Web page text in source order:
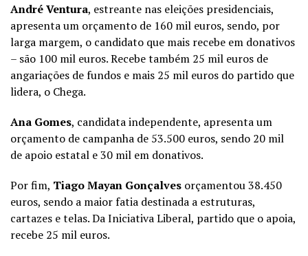
André Ventura, estreante nas eleições presidenciais,
apresenta um orçamento de 160 mil euros, sendo, por
larga margem, o candidato que mais recebe em donativos
– são 100 mil euros. Recebe também 25 mil euros de
angariações de fundos e mais 25 mil euros do partido que
lidera, o Chega.
Ana Gomes, candidata independente, apresenta um
orçamento de campanha de 53.500 euros, sendo 20 mil
de apoio estatal e 30 mil em donativos.
Por fim, Tiago Mayan Gonçalves orçamentou 38.450
euros, sendo a maior fatia destinada a estruturas,
cartazes e telas. Da Iniciativa Liberal, partido que o apoia,
recebe 25 mil euros.